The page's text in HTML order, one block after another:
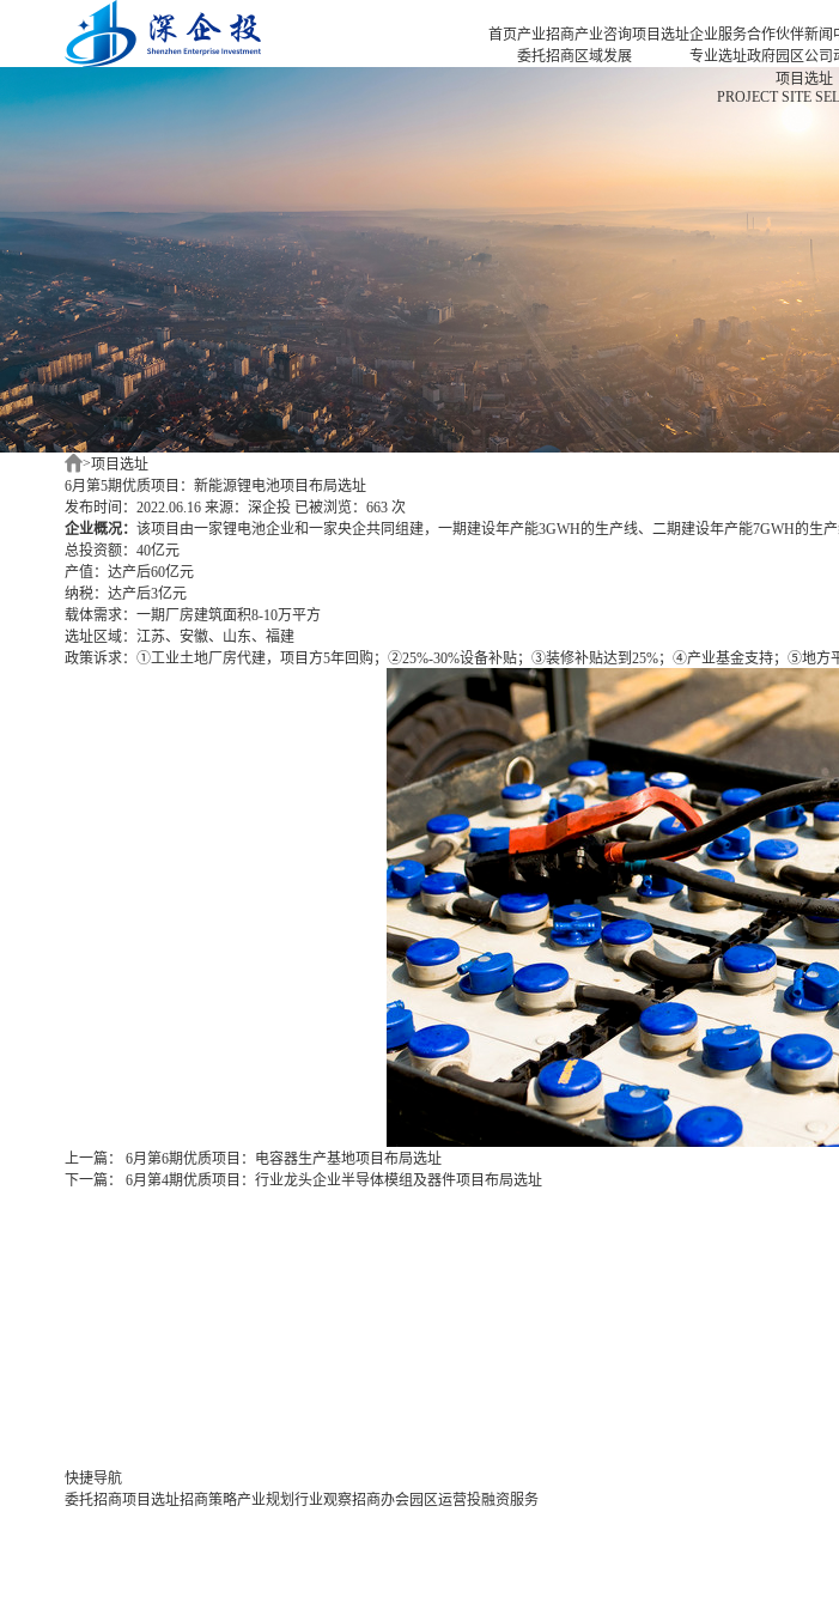
首页产业招商
委托招商
产业咨询
区域发展
项目选址企业服务
专业选址
投融资服
合作伙伴
政府园区
企业客户
行业协会
新闻
公司
产业
产业招商
新闻中心
关于我们
深企投产业研究院
项目选址
PROJECT SITE
>项目选址
6月第5期优质项目：新能源锂电池项目布局选址
发布时间：2022.06.16 来源：深企投 已被浏览：663 次
企业概况： 该项目由一家锂电池企业和一家央企共同组建，一期建设年产能3GWH的生产线、二期建设年产能7GWH的
总投资额： 40亿元
产值： 达产后60亿元
纳税： 达产后3亿元
载体需求： 一期厂房建筑面积8-10万平方
选址区域： 江苏、安徽、山东、福建
政策诉求： ①工业土地厂房代建，项目方5年回购；②25%-30%设备补贴；③装修补贴达到25%；④产业基金支持；⑤地方平
上一篇： 6月第6期优质项目：电容器生产基地项目布局选址
下一篇： 6月第4期优质项目：行业龙头企业半导体模组及器件项目布局选址
快捷导航
委托招商项目选址招商策略产业规划 行业观察招商办会园区运营投融资服务